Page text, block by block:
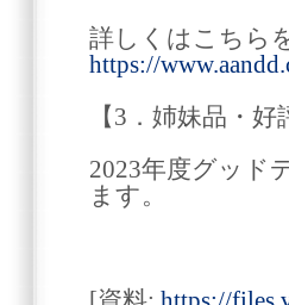
詳しくはこちら
https://
【3．姉妹品・
2023年度グッド
ます。